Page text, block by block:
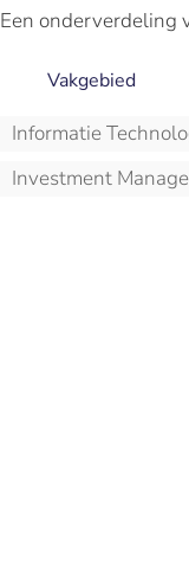
Een onderverdeling
Vakgebied
Informatie
Investment